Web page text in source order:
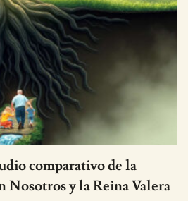
comparativo de la
Nosotros y la Reina Valera